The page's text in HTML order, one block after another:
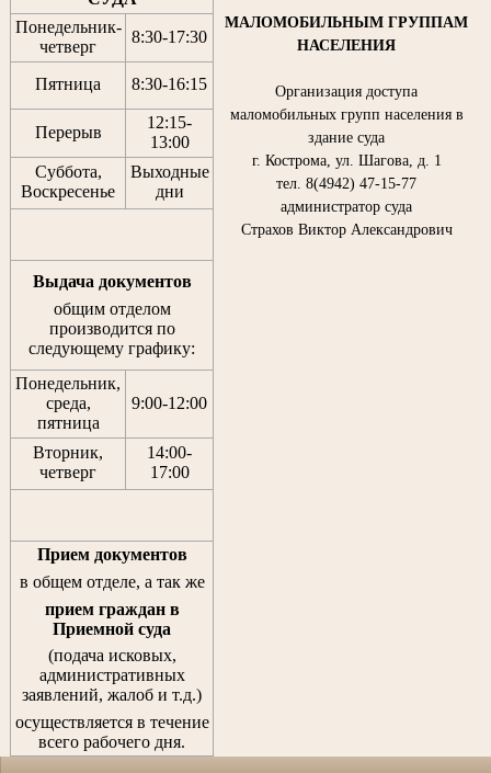
Понедельник-
четверг
8:30-17:30
Пятница 8:30-16:15
Перерыв
12:15-
13:00
Суббота,
Воскресенье
Выходные
дни
Выдача документов
общим отделом
производится по
следующему графику:
Понедельник,
среда,
пятница
9:00-12:00
Вторник,
четверг
14:00-
17:00
Прием документов
в общем отделе, а так же
прием граждан в
Приемной суда
(подача исковых,
административных
заявлений, жалоб и т.д.)
осуществляется в течение
всего рабочего дня.
МАЛОМОБИЛЬНЫМ ГРУППАМ
НАСЕЛЕНИЯ
Организация доступа
маломобильных групп населения в
здание суда
г. Кострома, ул. Шагова, д. 1
тел. 8(4942) 47-15-77
администратор суда
Страхов Виктор Александрович